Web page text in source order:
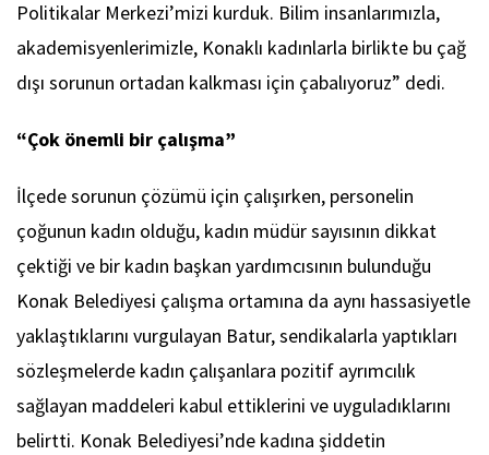
Politikalar Merkezi’mizi kurduk. Bilim insanlarımızla,
akademisyenlerimizle, Konaklı kadınlarla birlikte bu çağ
dışı sorunun ortadan kalkması için çabalıyoruz” dedi.
“Çok önemli bir çalışma”
İlçede sorunun çözümü için çalışırken, personelin
çoğunun kadın olduğu, kadın müdür sayısının dikkat
çektiği ve bir kadın başkan yardımcısının bulunduğu
Konak Belediyesi çalışma ortamına da aynı hassasiyetle
yaklaştıklarını vurgulayan Batur, sendikalarla yaptıkları
sözleşmelerde kadın çalışanlara pozitif ayrımcılık
sağlayan maddeleri kabul ettiklerini ve uyguladıklarını
belirtti. Konak Belediyesi’nde kadına şiddetin